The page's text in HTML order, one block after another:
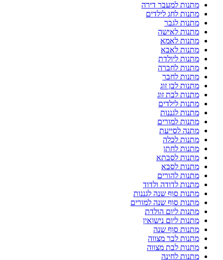
מתנות למעבר דירה
מתנות לחג לילדים
מתנות לגבר
מתנות לאישה
מתנות לאמא
מתנות לאבא
מתנות ליולדת
מתנות לחברה
מתנות לחבר
מתנות לבן זוג
מתנות לבת זוג
מתנות לילדים
מתנות לגננות
מתנות למורים
מתנה לסייעת
מתנות לכלה
מתנות לחתן
מתנות לסבתא
מתנות לסבא
מתנות להורים
מתנות לדודה ולדוד
מתנות סוף שנה לגננות
מתנות סוף שנה למורים
מתנות ליום הולדת
מתנות ליום נישואין
מתנות סוף שנה
מתנות לבר מצווה
מתנות לבת מצווה
מתנות לחינה